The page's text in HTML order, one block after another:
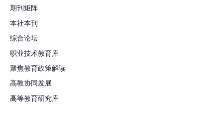
期刊矩阵
本社本刊
综合论坛
职业技术教育库
聚焦教育政策解读
高教协同发展
高等教育研究库